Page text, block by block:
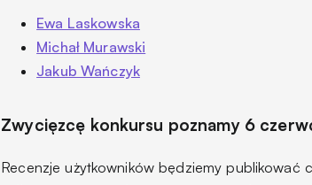
Ewa Laskowska
Michał Murawski
Jakub Wańczyk
Zwycięzcę konkursu poznamy 6
Recenzje użytkowników będziemy